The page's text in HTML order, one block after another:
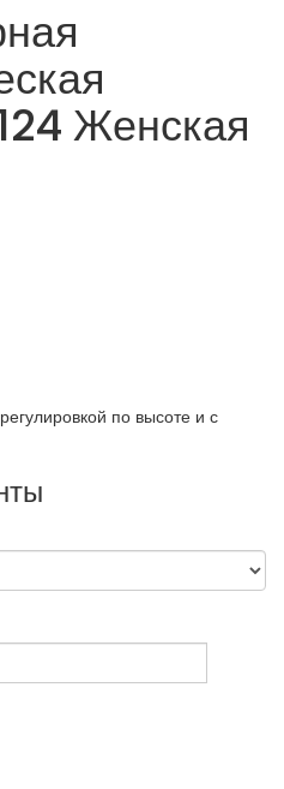
Женская
по высоте и с